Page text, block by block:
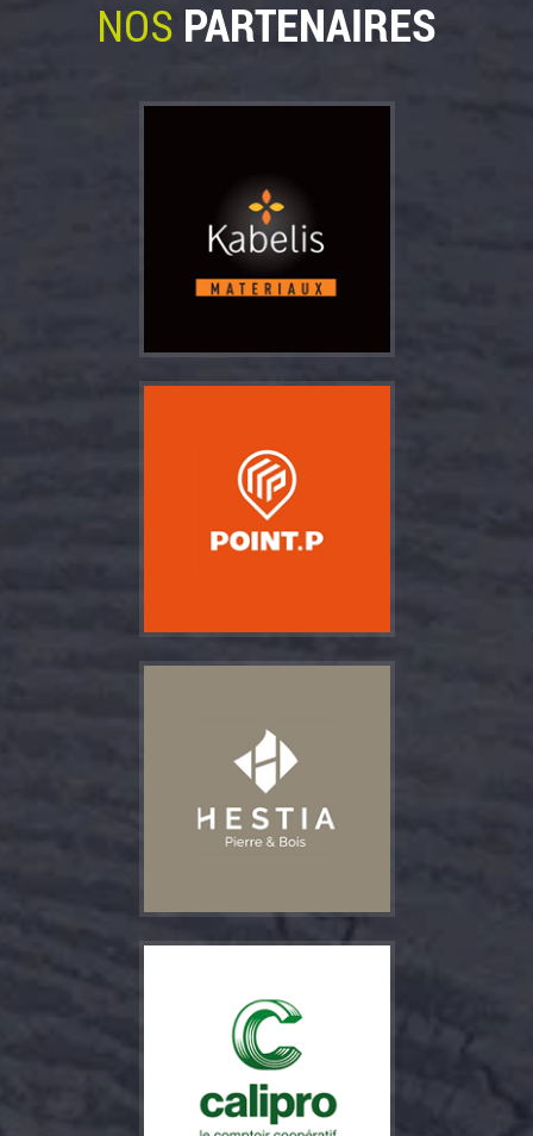
NOS PARTENAIRES